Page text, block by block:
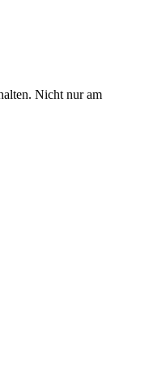
Nicht nur am